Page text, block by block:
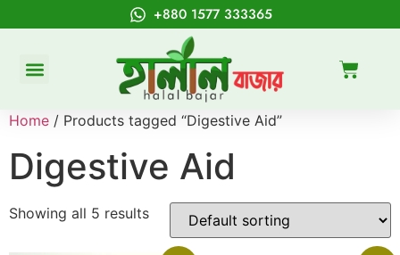
+880 1577 333365
Home / Products tagged “Digestive Aid”
Digestive Aid
Showing all 5 results